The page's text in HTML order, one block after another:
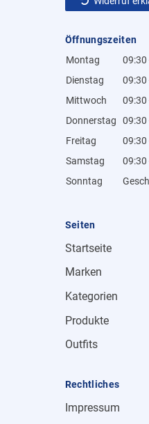
Öffnungszeiten
Montag
09:30
Dienstag
09:30
Mittwoch
09:30
Donnerstag
09:30
Freitag
09:30
Samstag
09:30
Sonntag
Seiten
Startseite
Marken
Kategorien
Produkte
Outfits
Rechtliches
Impressum